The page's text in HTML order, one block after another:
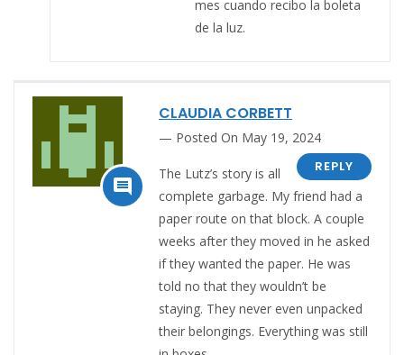
mes cuando recibo la boleta
de la luz.

CLAUDIA CORBETT
Posted On May 19, 2024
REPLY
The Lutz’s story is all
complete garbage. My friend had a
paper route on that block. A couple
weeks after they moved in he asked
if they wanted the paper. He was
told no that they wouldn’t be
staying. They never even unpacked
their belongings. Everything was still